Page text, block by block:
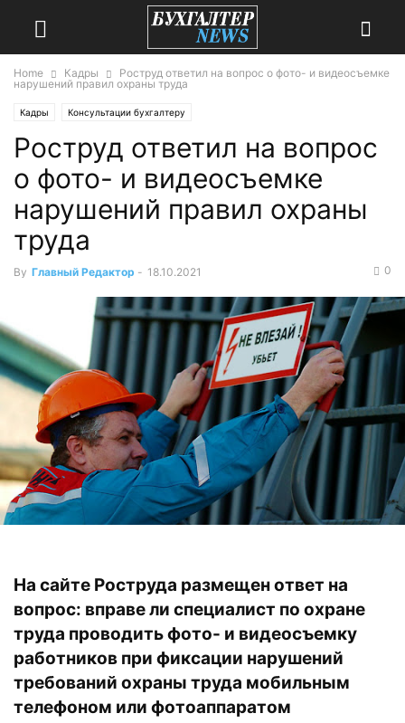
Home Кадры
Роструд ответил на вопрос о фото- и видеосъемке
нарушений правил охраны труда
Кадры Консультации бухгалтеру
Роструд ответил на вопрос
о фото- и видеосъемке
нарушений правил охраны
труда
By Главный Редактор - 18.10.2021 0
На сайте Роструда размещен ответ на
вопрос: вправе ли специалист по охране
труда проводить фото- и видеосъемку
работников при фиксации нарушений
требований охраны труда мобильным
телефоном или фотоаппаратом